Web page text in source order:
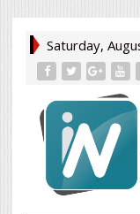
Saturday,